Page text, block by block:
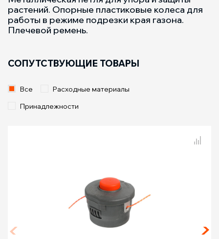
растений. Опорные пластиковые колеса для
работы в режиме подрезки края газона.
Плечевой ремень.
СОПУТСТВУЮЩИЕ ТОВАРЫ
Все
Расходные материалы
Принадлежности